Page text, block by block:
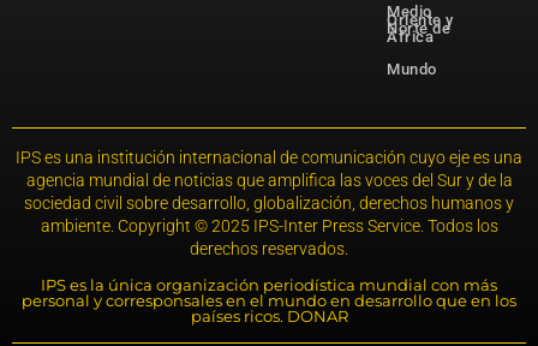
Medio
Oriente y
Norte de
África
Mundo
IPS es una institución internacional de comunicación cuyo eje es una
agencia mundial de noticias que amplifica las voces del Sur y de la
sociedad civil sobre desarrollo, globalización, derechos humanos y
ambiente. Copyright © 2025 IPS-Inter Press Service. Todos los
derechos reservados.
IPS es la única organización periodística mundial con más
personal y corresponsales en el mundo en desarrollo que en los
países ricos. DONAR